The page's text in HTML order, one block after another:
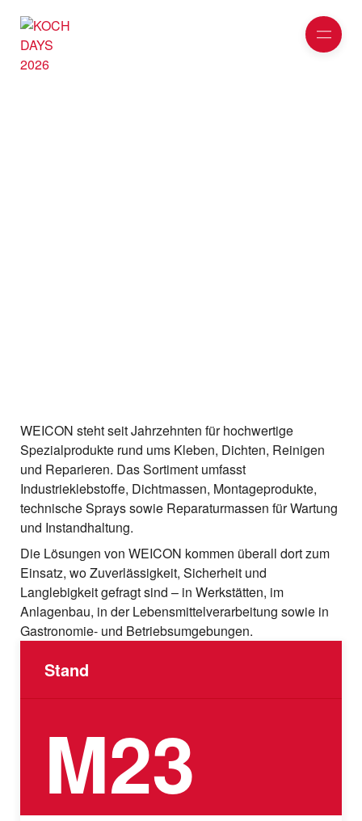
WEICON steht seit Jahrzehnten für hochwertige
Spezialprodukte rund ums Kleben, Dichten, Reinigen
und Reparieren. Das Sortiment umfasst
Industrieklebstoffe, Dichtmassen, Montageprodukte,
technische Sprays sowie Reparaturmassen für Wartung
und Instandhaltung.
Die Lösungen von WEICON kommen überall dort zum
Einsatz, wo Zuverlässigkeit, Sicherheit und
Langlebigkeit gefragt sind – in Werkstätten, im
Anlagenbau, in der Lebensmittelverarbeitung sowie in
Gastronomie- und Betriebsumgebungen.
Stand
M23